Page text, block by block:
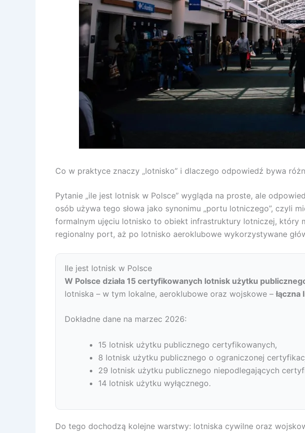
Co w praktyce znaczy „lotnisko” i dlaczego odpowiedź bywa
Pytanie „ile jest lotnisk w Polsce” wygląda na proste, ale
osób używa tego słowa jako synonimu „portu lotniczego”, czyli
formalnym ujęciu lotnisko to obiekt infrastruktury lotniczej, który
regionalny port, aż po lotnisko aeroklubowe wykorzystywane
Ile jest lotnisk w Polsce
W Polsce działa 15 certyfikowanych lotnisk użytku
lotniska – w tym lokalne, aeroklubowe oraz wojskowe –
Dokładne dane na marzec 2026:
15 lotnisk użytku publicznego certyfikowanych,
8 lotnisk użytku publicznego o ograniczonej
29 lotnisk użytku publicznego niepodlegających
14 lotnisk użytku wyłącznego.
Do tego dochodzą kolejne warstwy: lotniska cywilne oraz